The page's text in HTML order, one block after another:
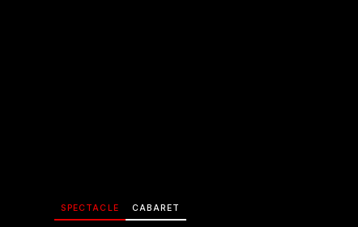
SPECTACLE CABARET